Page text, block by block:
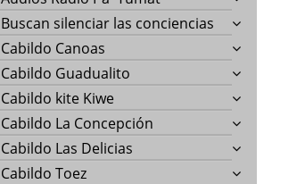
Buscan silenciar las conciencias
Cabildo Canoas
Cabildo Guadualito
Cabildo kite Kiwe
Cabildo La Concepción
Cabildo Las Delicias
Cabildo Toez